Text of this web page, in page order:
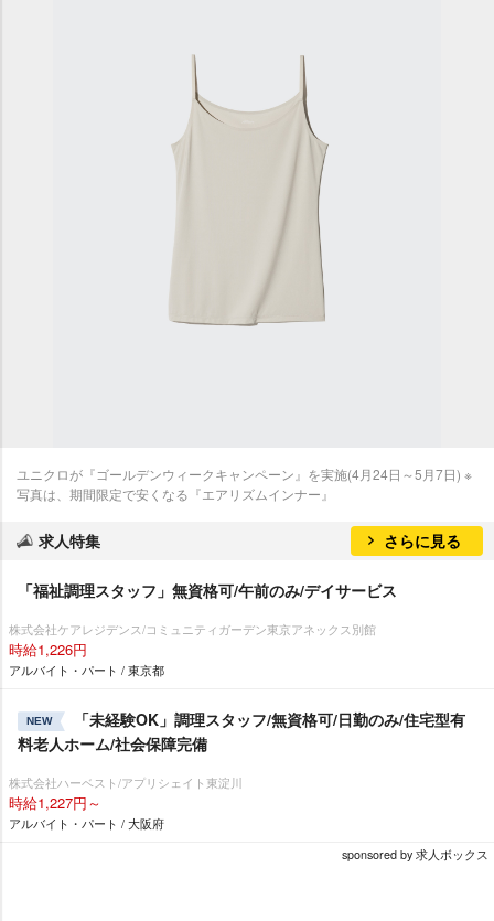
ユニクロが『ゴールデンウィークキャンペーン』を実施(4月24日～5月7日) ※
写真は、期間限定で安くなる『エアリズムインナー』
求人特集 さらに見る
「福祉調理スタッフ」無資格可/午前のみ/デイサービス
株式会社ケアレジデンス/コミュニティガーデン東京アネックス別館
時給1,226円
アルバイト・パート / 東京都
NEW
「未経験OK」調理スタッフ/無資格可/日勤のみ/住宅型有
料老人ホーム/社会保障完備
株式会社ハーベスト/アプリシェイト東淀川
時給1,227円～
アルバイト・パート / 大阪府
sponsored by 求人ボックス